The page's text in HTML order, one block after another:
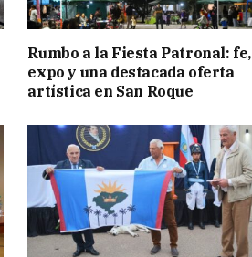
Rumbo a la Fiesta Patronal: fe,
expo y una destacada oferta
artística en San Roque